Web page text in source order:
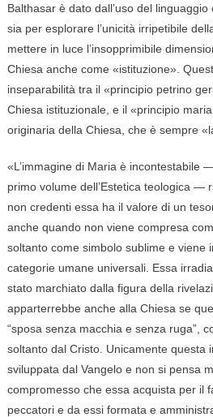
Balthasar è dato dall’uso del
sia per esplorare l’unicità irripetibile
mettere in luce l’insopprimibile
Chiesa anche come «istituzione».
inseparabilità tra il «principio petrino
Chiesa istituzionale, e il «principio
originaria della Chiesa, che è sempre
«L’immagine di Maria è incontestabile
primo volume dell’Estetica teologica —
non credenti essa ha il valore di un
anche quando non viene compresa
soltanto come simbolo sublime e viene
categorie umane universali. Essa
stato marchiato dalla figura della
apparterrebbe anche alla Chiesa se
“sposa senza macchia e senza ruga”,
soltanto dal Cristo. Unicamente questa
sviluppata dal Vangelo e non si pensa
compromesso che essa acquista per il
peccatori e da essi formata e